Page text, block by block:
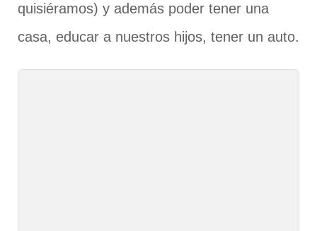
quisiéramos) y además poder tener una
casa, educar a nuestros hijos, tener un auto.